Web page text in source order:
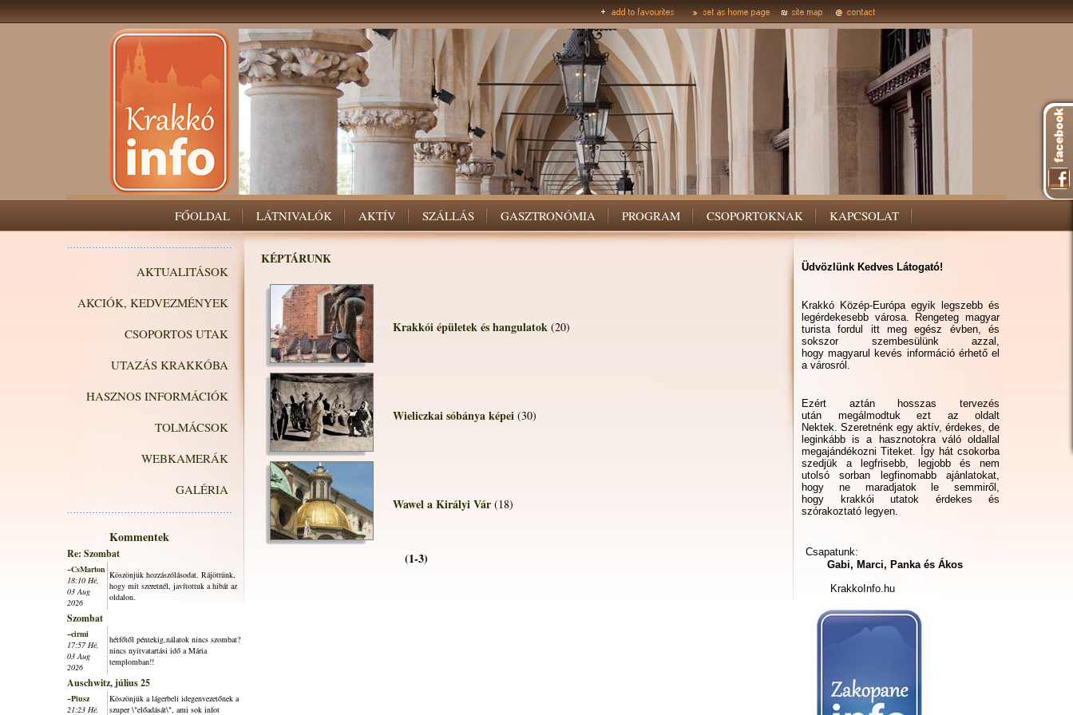
FŐOLDAL LÁTNIVALÓK AKTÍV SZÁLLÁS GASZTRONÓMIA PROGRAM CSOPORTOKNAK KAPCSOLAT
AKTUALITÁSOK
AKCIÓK, KEDVEZMÉNYEK
CSOPORTOS UTAK
UTAZÁS KRAKKÓBA
HASZNOS INFORMÁCIÓK
TOLMÁCSOK
WEBKAMERÁK
GALÉRIA
Kommentek
Re: Szombat
~CsMarton
18:10 Hé,
03 Aug
2026
Köszönjük hozzászólásodat. Rájöttünk,
hogy mit szeretnél, javítottuk a hibát az
oldalon.
Szombat
~cirmi
17:57 Hé,
03 Aug
2026
hétfőtől péntekig,nálatok nincs szombat?
nincs nyitvatartási idő a Mária
templomban!!
Auschwitz, július 25
~Piusz
21:23 Hé,
Köszönjük a lágerbeli idegenvezetőnek a
szuper \"előadását\", ami sok infot
KÉPTÁRUNK
Krakkói épületek és hangulatok(20)
Wieliczkai sóbánya képei(30)
Wawel a Királyi Vár(18)
(1-3)
Üdvözlünk Kedves Látogató!
Krakkó Közép-Európa egyik legszebb és
legérdekesebb városa. Rengeteg magyar
turista fordul itt meg egész évben, és
sokszor szembesülünk azzal,
hogy magyarul kevés információ érhető el
a városról.
Ezért aztán hosszas tervezés
után megálmodtuk ezt az oldalt
Nektek. Szeretnénk egy aktív, érdekes, de
leginkább is a hasznotokra váló oldallal
megajándékozni Titeket. Így hát csokorba
szedjük a legfrisebb, legjobb és nem
utolsó sorban legfinomabb ajánlatokat,
hogy ne maradjatok le semmiről,
hogy krakkói utatok érdekes és
szórakoztató legyen.
Csapatunk:
Gabi, Marci, Panka és Ákos
KrakkoInfo.hu